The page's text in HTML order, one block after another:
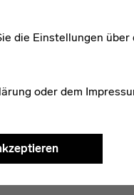
die Einstellungen über
oder dem